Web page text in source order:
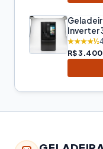
Inverter
★★★★½
R$